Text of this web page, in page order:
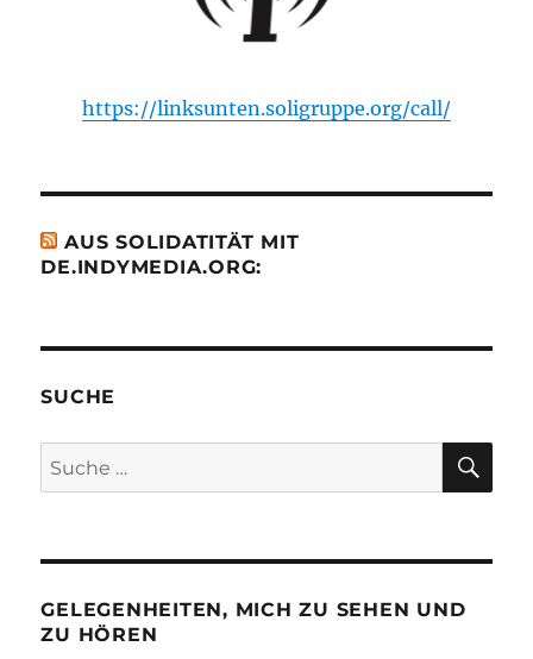
https://linksunten.soligruppe.org/call/
AUS SOLIDATITÄT MIT
DE.INDYMEDIA.ORG:
SUCHE
Suche
nach:
GELEGENHEITEN, MICH ZU SEHEN UND
ZU HÖREN